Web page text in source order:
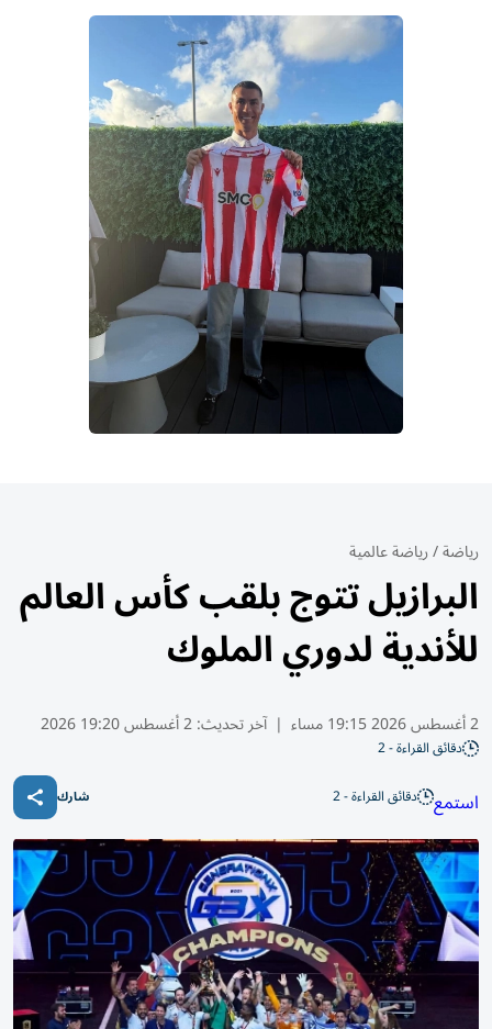
رياضة/رياضة عالمية
البرازيل تتوج بلقب كأس العالم
للأندية لدوري الملوك
2 أغسطس 2026 19:15 مساء | آخر تحديث:2 أغسطس 19:20 2026
دقائق القراءة - 2
استمع دقائق القراءة - 2 شارك